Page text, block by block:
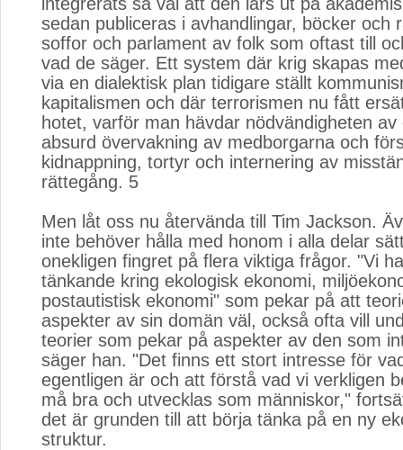
sedan publiceras i avhandlingar, böcker och
soffor och parlament av folk som oftast till
vad de säger. Ett system där krig skapas
via en dialektisk plan tidigare ställt
kapitalismen och där terrorismen nu fått
hotet, varför man hävdar nödvändigheten
absurd övervakning av medborgarna och
kidnappning, tortyr och internering av
rättegång. 5
Men låt oss nu återvända till Tim Jackson.
inte behöver hålla med honom i alla delar
onekligen fingret på flera viktiga frågor. "Vi
tänkande kring ekologisk ekonomi,
postautistisk ekonomi" som pekar på att
aspekter av sin domän väl, också ofta vill
teorier som pekar på aspekter av den som
säger han. "Det finns ett stort intresse för
egentligen är och att förstå vad vi verkligen
må bra och utvecklas som människor,"
det är grunden till att börja tänka på en ny
struktur.